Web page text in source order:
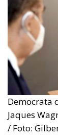
Democrata
Jaques
/ Foto: